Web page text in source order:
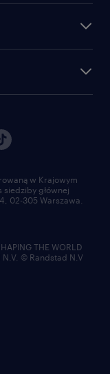
w Krajowym
siedziby głównej
02-305 Warszawa.
THE WORLD
N.V. © Randstad N.V